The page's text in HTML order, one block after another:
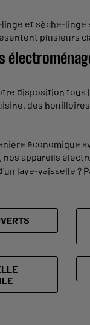
linge et sèche-
plusieurs
disposition
des
économique
appareils
lave-vaisselle